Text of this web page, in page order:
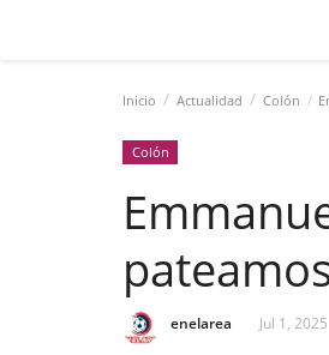
Inicio Actualidad Colón
Colón
enelarea Jul 1, 2025